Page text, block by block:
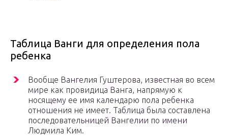
Таблица Ванги для определения пола
ребенка
Вообще Вангелия Гуштерова, известная во всем
мире как провидица Ванга, напрямую к
носящему ее имя календарю пола ребенка
отношения не имеет. Таблица была составлена
последовательницей Вангелии по имени
Людмила Ким.